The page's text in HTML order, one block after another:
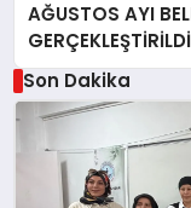
AĞUSTOS AYI
GERÇEKLEŞTİRİLDİ
Son Dakika